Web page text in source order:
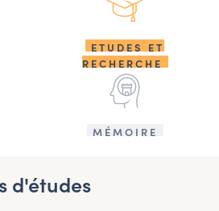
ETUDES ET
RECHERCHE
MÉMOIRE
d'études